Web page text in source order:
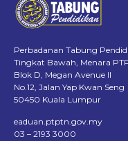
Perbadanan Tabung
Tingkat Bawah, Menara
Blok D, Megan Avenue II
No.12, Jalan Yap Kwan Seng
50450 Kuala Lumpur
eaduan.ptptn.gov.my
03 – 2193 3000